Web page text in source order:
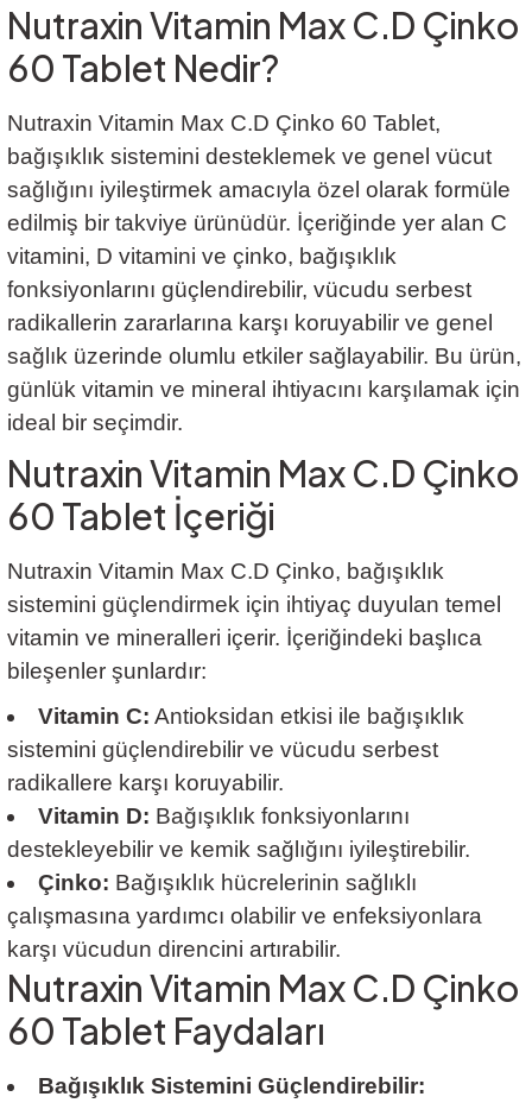
Nutraxin Vitamin Max C.D Çinko
60 Tablet Nedir?
Nutraxin Vitamin Max C.D Çinko 60 Tablet,
bağışıklık sistemini desteklemek ve genel vücut
sağlığını iyileştirmek amacıyla özel olarak formüle
edilmiş bir takviye ürünüdür. İçeriğinde yer alan C
vitamini, D vitamini ve çinko, bağışıklık
fonksiyonlarını güçlendirebilir, vücudu serbest
radikallerin zararlarına karşı koruyabilir ve genel
sağlık üzerinde olumlu etkiler sağlayabilir. Bu ürün,
günlük vitamin ve mineral ihtiyacını karşılamak için
ideal bir seçimdir.
Nutraxin Vitamin Max C.D Çinko
60 Tablet İçeriği
Nutraxin Vitamin Max C.D Çinko, bağışıklık
sistemini güçlendirmek için ihtiyaç duyulan temel
vitamin ve mineralleri içerir. İçeriğindeki başlıca
bileşenler şunlardır:
Vitamin C: Antioksidan etkisi ile bağışıklık
sistemini güçlendirebilir ve vücudu serbest
radikallere karşı koruyabilir.
Vitamin D: Bağışıklık fonksiyonlarını
destekleyebilir ve kemik sağlığını iyileştirebilir.
Çinko: Bağışıklık hücrelerinin sağlıklı
çalışmasına yardımcı olabilir ve enfeksiyonlara
karşı vücudun direncini artırabilir.
Nutraxin Vitamin Max C.D Çinko
60 Tablet Faydaları
Bağışıklık Sistemini Güçlendirebilir: